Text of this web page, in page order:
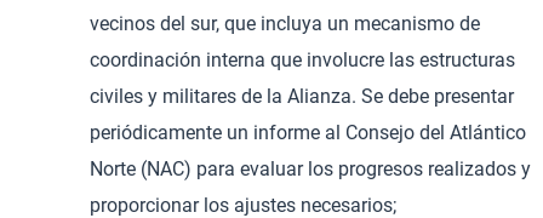
vecinos del sur, que incluya un mecanismo de
coordinación interna que involucre las estructuras
civiles y militares de la Alianza. Se debe presentar
periódicamente un informe al Consejo del Atlántico
Norte (NAC) para evaluar los progresos realizados y
proporcionar los ajustes necesarios;